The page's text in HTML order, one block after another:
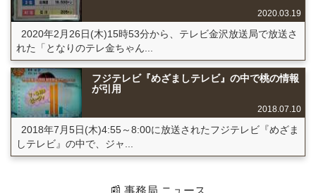
2020.03.19
2020年2月26日(木)15時53分から、テレビ金沢放送局で放送さ
れた「となりのテレ金ちゃん...
フジテレビ『めざましテレビ』の中で桃の情報
が引用
2018.07.10
2018年7月5日(木)4:55～8:00に放送されたフジテレビ『めざま
しテレビ』の中で、ジャ...
📰 事務局 ニュース